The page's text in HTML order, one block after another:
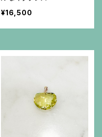
¥16,500